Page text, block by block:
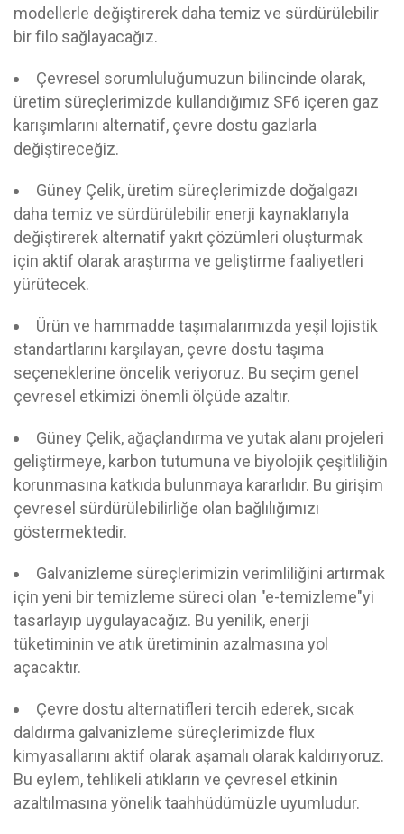
modellerle değiştirerek daha temiz ve sürdürülebilir
bir filo sağlayacağız.
Çevresel sorumluluğumuzun bilincinde olarak,
üretim süreçlerimizde kullandığımız SF6 içeren gaz
karışımlarını alternatif, çevre dostu gazlarla
değiştireceğiz.
Güney Çelik, üretim süreçlerimizde doğalgazı
daha temiz ve sürdürülebilir enerji kaynaklarıyla
değiştirerek alternatif yakıt çözümleri oluşturmak
için aktif olarak araştırma ve geliştirme faaliyetleri
yürütecek.
Ürün ve hammadde taşımalarımızda yeşil lojistik
standartlarını karşılayan, çevre dostu taşıma
seçeneklerine öncelik veriyoruz. Bu seçim genel
çevresel etkimizi önemli ölçüde azaltır.
Güney Çelik, ağaçlandırma ve yutak alanı projeleri
geliştirmeye, karbon tutumuna ve biyolojik çeşitliliğin
korunmasına katkıda bulunmaya kararlıdır. Bu girişim
çevresel sürdürülebilirliğe olan bağlılığımızı
göstermektedir.
Galvanizleme süreçlerimizin verimliliğini artırmak
için yeni bir temizleme süreci olan "e-temizleme"yi
tasarlayıp uygulayacağız. Bu yenilik, enerji
tüketiminin ve atık üretiminin azalmasına yol
açacaktır.
Çevre dostu alternatifleri tercih ederek, sıcak
daldırma galvanizleme süreçlerimizde flux
kimyasallarını aktif olarak aşamalı olarak kaldırıyoruz.
Bu eylem, tehlikeli atıkların ve çevresel etkinin
azaltılmasına yönelik taahhüdümüzle uyumludur.